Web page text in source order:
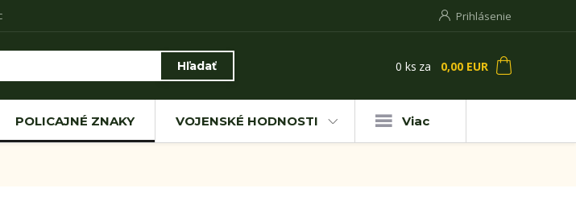
Prihlásenie
Hľadať 0 ks za 0,00 EUR
POLICAJNÉ ZNAKY VOJENSKÉ HODNOSTI Viac